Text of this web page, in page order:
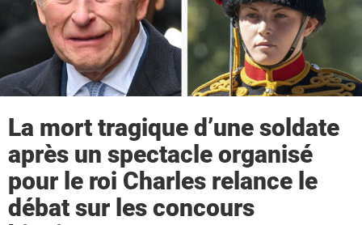
La mort tragique d’une soldate
après un spectacle organisé
pour le roi Charles relance le
débat sur les concours